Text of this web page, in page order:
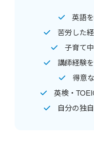
英語
苦労した
子育て
講師経験
得意
英検・
自分の独